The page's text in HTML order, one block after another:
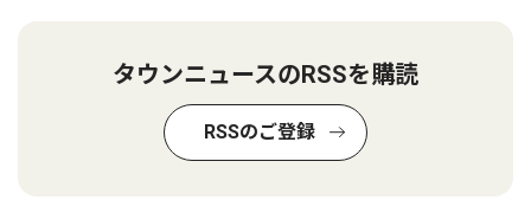
タウンニュースのRSSを購読
RSSのご登録